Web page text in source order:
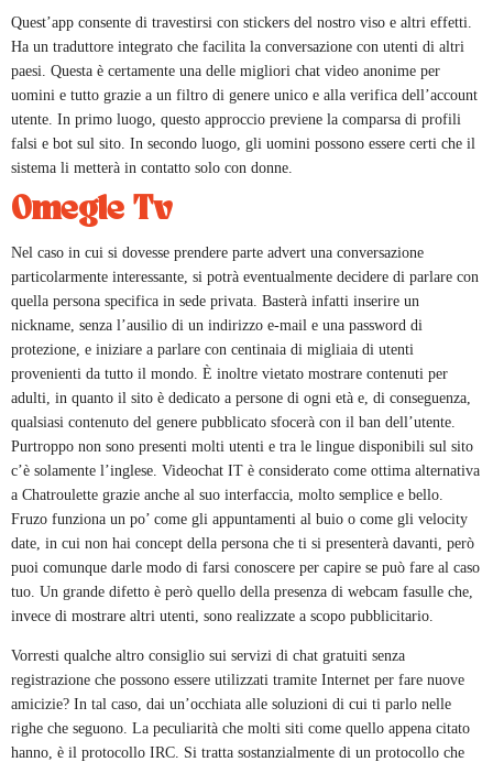
Quest’app consente di travestirsi con stickers del nostro viso e altri effetti.
Ha un traduttore integrato che facilita la conversazione con utenti di altri
paesi. Questa è certamente una delle migliori chat video anonime per
uomini e tutto grazie a un filtro di genere unico e alla verifica dell’account
utente. In primo luogo, questo approccio previene la comparsa di profili
falsi e bot sul sito. In secondo luogo, gli uomini possono essere certi che il
sistema li metterà in contatto solo con donne.
Omegle Tv
Nel caso in cui si dovesse prendere parte advert una conversazione
particolarmente interessante, si potrà eventualmente decidere di parlare con
quella persona specifica in sede privata. Basterà infatti inserire un
nickname, senza l’ausilio di un indirizzo e-mail e una password di
protezione, e iniziare a parlare con centinaia di migliaia di utenti
provenienti da tutto il mondo. È inoltre vietato mostrare contenuti per
adulti, in quanto il sito è dedicato a persone di ogni età e, di conseguenza,
qualsiasi contenuto del genere pubblicato sfocerà con il ban dell’utente.
Purtroppo non sono presenti molti utenti e tra le lingue disponibili sul sito
c’è solamente l’inglese. Videochat IT è considerato come ottima alternativa
a Chatroulette grazie anche al suo interfaccia, molto semplice e bello.
Fruzo funziona un po’ come gli appuntamenti al buio o come gli velocity
date, in cui non hai concept della persona che ti si presenterà davanti, però
puoi comunque darle modo di farsi conoscere per capire se può fare al caso
tuo. Un grande difetto è però quello della presenza di webcam fasulle che,
invece di mostrare altri utenti, sono realizzate a scopo pubblicitario.
Vorresti qualche altro consiglio sui servizi di chat gratuiti senza
registrazione che possono essere utilizzati tramite Internet per fare nuove
amicizie? In tal caso, dai un’occhiata alle soluzioni di cui ti parlo nelle
righe che seguono. La peculiarità che molti siti come quello appena citato
hanno, è il protocollo IRC. Si tratta sostanzialmente di un protocollo che